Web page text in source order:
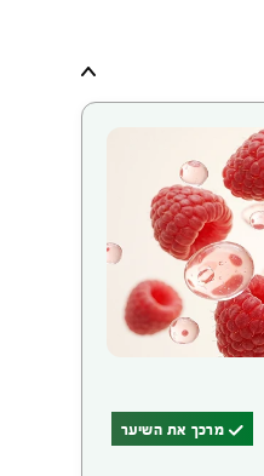
מרכך את השיער